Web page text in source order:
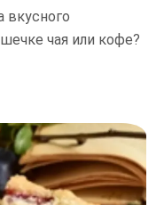
чая или кофе?